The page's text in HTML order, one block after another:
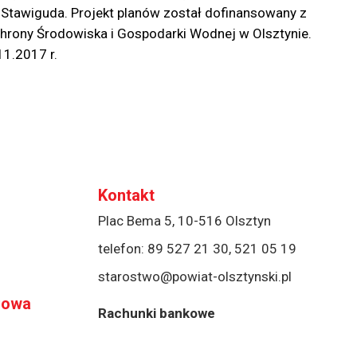
Projekt planów został dofinansowany z
Środowiska i Gospodarki Wodnej w Olsztynie.
r.
Kontakt
Plac Bema 5, 10-516 Olsztyn
telefon: 89 527 21 30, 521 05 19
starostwo@powiat-olsztynski.pl
Rachunki bankowe